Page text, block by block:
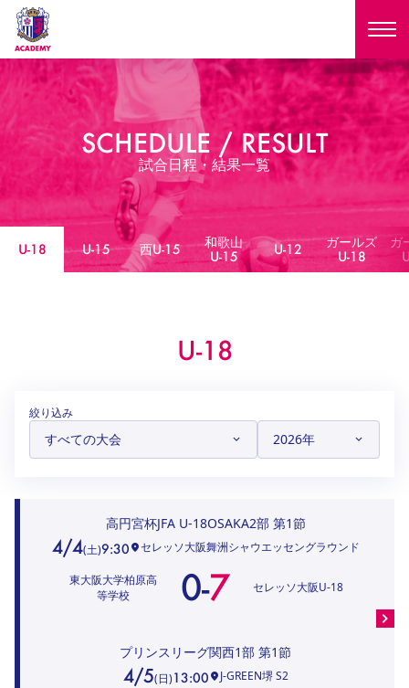
ニュース
NEWS
ニュース
U-18 U-15
試合日程
MATCH
試合日程
和歌山U-15
ガールズU-15
選手
PLAYERS
U-15
ガールズU-18
スタッフ
ハナサカクラブ
SCHEDULE / RESULT
試合日程・結果一覧
U-18 U-15 西U-15
和歌山
U-15
U-12
ガールズ
U-18
ガ
U-18
絞り込み
高円宮杯JFA U-18OSAKA2部 第1節
4/4(土)9:30 セレッソ大阪舞洲シャウエッセングラウンド
セレッソ大阪U-18
7
-
0
東大阪大学柏原高
等学校
プリンスリーグ関西1部 第1節
4/5(日)13:00 J-GREEN堺 S2